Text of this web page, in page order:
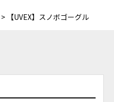
【UVEX】スノボゴーグル